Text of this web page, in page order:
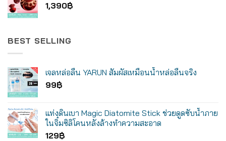
1,390฿
BEST SELLING
เจลหล่อลื่น YARUN สัมผัสเหมือนน้ำหล่อลื่นจริง
99฿
แท่งดินเบา Magic Diatomite Stick ช่วยดูดซับน้ำภาย
ในจิ๋มซิลิโคนหลังล้างทำความสะอาด
129฿